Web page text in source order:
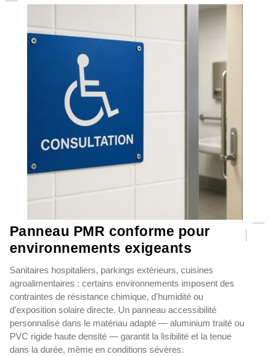
Panneau PMR conforme pour
environnements exigeants
Sanitaires hospitaliers, parkings extérieurs, cuisines
agroalimentaires : certains environnements imposent des
contraintes de résistance chimique, d'humidité ou
d'exposition solaire directe. Un panneau accessibilité
personnalisé dans le matériau adapté — aluminium traité ou
PVC rigide haute densité — garantit la lisibilité et la tenue
dans la durée, même en conditions sévères.